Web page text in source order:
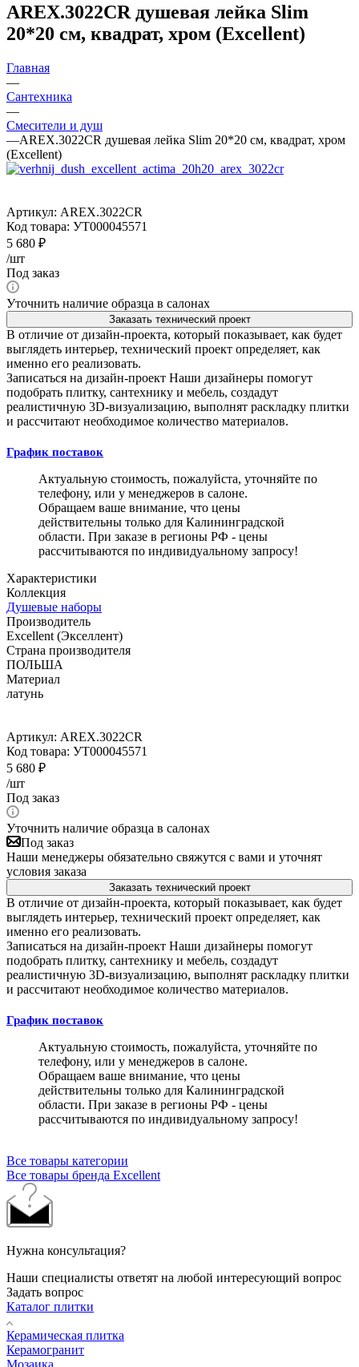
AREX.3022CR душевая лейка Slim
20*20 см, квадрат, хром (Excellent)
Главная
—
Сантехника
—
Смесители и душ
—AREX.3022CR душевая лейка Slim 20*20 см, квадрат, хром
(Excellent)
Артикул: AREX.3022CR
Код товара: УТ000045571
5 680 ₽
/шт
Под заказ
Уточнить наличие образца в салонах
Заказать технический проект
В отличие от дизайн-проекта, который показывает, как будет
выглядеть интерьер, технический проект определяет, как
именно его реализовать.
Записаться на дизайн-проект Наши дизайнеры помогут
подобрать плитку, сантехнику и мебель, создадут
реалистичную 3D-визуализацию, выполнят раскладку плитки
и рассчитают необходимое количество материалов.
График поставок
Актуальную стоимость, пожалуйста, уточняйте по
телефону, или у менеджеров в салоне.
Обращаем ваше внимание, что цены
действительны только для Калининградской
области. При заказе в регионы РФ - цены
рассчитываются по индивидуальному запросу!
Характеристики
Коллекция
Душевые наборы
Производитель
Excellent (Экселлент)
Страна производителя
ПОЛЬША
Материал
латунь
Артикул: AREX.3022CR
Код товара: УТ000045571
5 680 ₽
/шт
Под заказ
Уточнить наличие образца в салонах
Под заказ
Наши менеджеры обязательно свяжутся с вами и уточнят
условия заказа
Заказать технический проект
В отличие от дизайн-проекта, который показывает, как будет
выглядеть интерьер, технический проект определяет, как
именно его реализовать.
Записаться на дизайн-проект Наши дизайнеры помогут
подобрать плитку, сантехнику и мебель, создадут
реалистичную 3D-визуализацию, выполнят раскладку плитки
и рассчитают необходимое количество материалов.
График поставок
Актуальную стоимость, пожалуйста, уточняйте по
телефону, или у менеджеров в салоне.
Обращаем ваше внимание, что цены
действительны только для Калининградской
области. При заказе в регионы РФ - цены
рассчитываются по индивидуальному запросу!
Все товары категории
Все товары бренда Excellent
Нужна консультация?
Наши специалисты ответят на любой интересующий вопрос
Задать вопрос
Каталог плитки
Керамическая плитка
Керамогранит
Мозаика